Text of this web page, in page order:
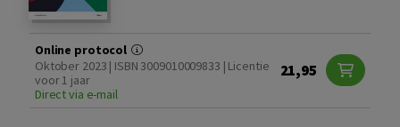
Online protocol
Oktober 2023 | ISBN 3009010009833 | Licentie
voor 1 jaar
Direct via e-mail
21,95